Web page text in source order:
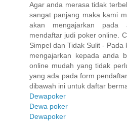
Agar anda merasa tidak
sangat panjang maka kami
akan mengajarkan
mendaftar judi poker online.
Simpel dan Tidak Sulit -
mengajarkan kepada anda
online mudah yang tidak
yang ada pada form
dibawah ini untuk daftar
Dewapoker
Dewa poker
Dewapoker